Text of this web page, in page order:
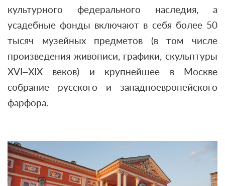
культурного федерального наследия, а
усадебные фонды включают в себя более 50
тысяч музейных предметов (в том числе
произведения живописи, графики, скульптуры
XVI–XIX веков) и крупнейшее в Москве
собрание русского и западноевропейского
фарфора.